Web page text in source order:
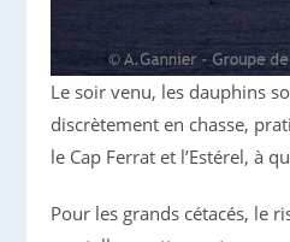
Le soir venu, les dauphins
discrètement en chasse,
le Cap Ferrat et l’Estérel, à
Pour les grands cétacés, le